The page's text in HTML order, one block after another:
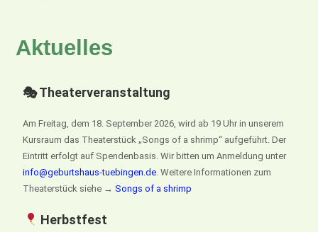
Aktuelles
🎭 Theaterveranstaltung
Am Freitag, dem 18. September 2026, wird ab 19 Uhr in unserem
Kursraum das Theaterstück „Songs of a shrimp“ aufgeführt. Der
Eintritt erfolgt auf Spendenbasis. Wir bitten um Anmeldung unter
info@geburtshaus-tuebingen.de . Weitere Informationen zum
Theaterstück siehe →Songs of a shrimp
Herbstfest